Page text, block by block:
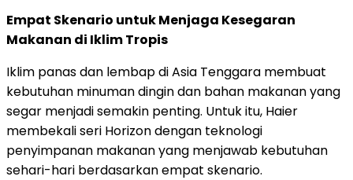
Empat Skenario untuk Menjaga Kesegaran
Makanan di Iklim Tropis
Iklim panas dan lembap di Asia Tenggara membuat
kebutuhan minuman dingin dan bahan makanan yang
segar menjadi semakin penting. Untuk itu, Haier
membekali seri Horizon dengan teknologi
penyimpanan makanan yang menjawab kebutuhan
sehari-hari berdasarkan empat skenario.